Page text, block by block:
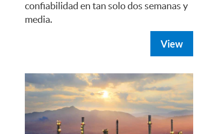
confiabilidad en tan solo dos semanas y
media.
View